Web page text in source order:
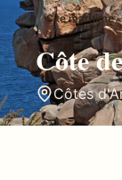
Site maritime
Côte
Côtes